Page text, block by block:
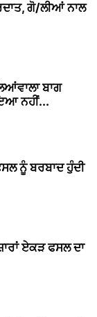
ਗੋ/ਲੀਆਂ ਨਾਲ
ਬਾਗ
ਨਹੀਂ...
ਨੂੰ ਬਰਬਾਦ ਹੁੰਦੀ
ਏਕੜ ਫਸਲ ਦਾ